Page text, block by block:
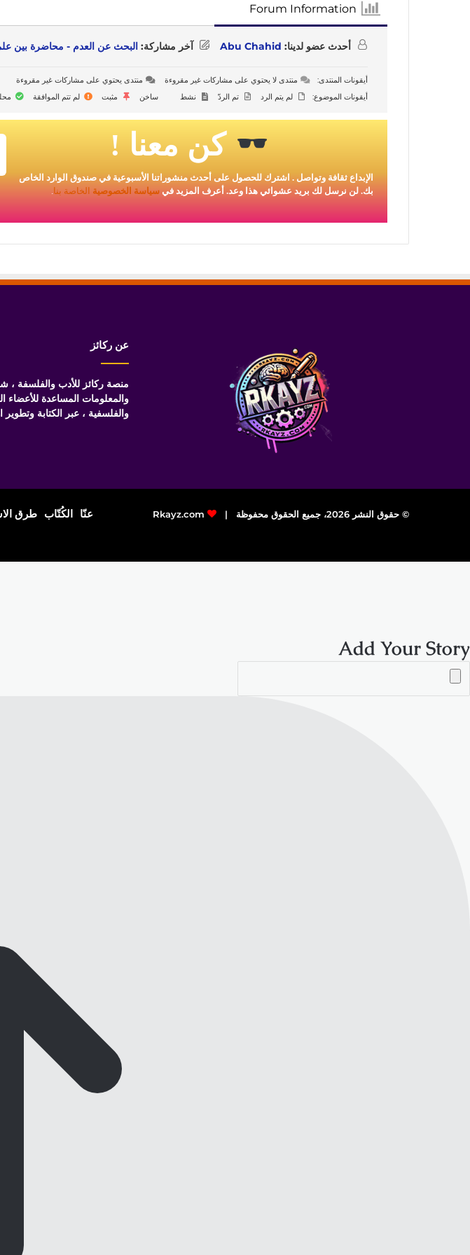
Forum Information
أحدث عضو لدينا: Abu Chahid آخر مشاركة: البحث عن العدم - محاضرة بين
أيقونات المنتدى: منتدى لا يحتوي على مشاركات غير مقروءة
منتدى يحتوي على مشاركات غير مقروءة
أيقونات الموضوع:
لم يتم الرد تم الردّ نشط ساخن مثبت لم تتم الموافقة
كن معنا!
الإبداع ثقافة وتواصل . اشترك للحصول على أحدث منشوراتنا الأسبوعية في صندوق الوارد الخاص
بك. لن نرسل لك بريد عشوائي هذا وعد. أعرف المزيد في سياسة الخصوصية الخاصة بنا.
عن ركائز
منصة ركائز للأدب والفلسفة ،
والمعلومات المساعدة للأعضاء
والفلسفية ، عبر الكتابة
© حقوق النشر 2026، جميع الحقوق محفوظة | Rkayz.com عنّا الكُتّاب طرق
Add Your Story